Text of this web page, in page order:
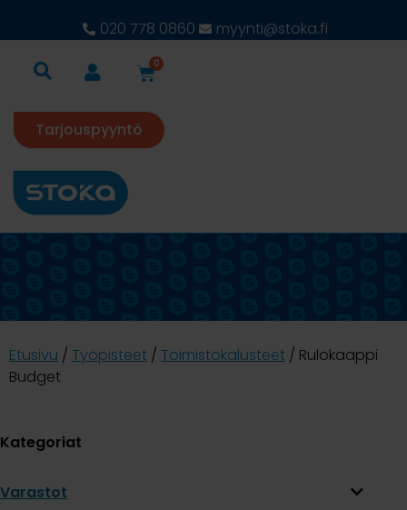
020 778 0860 myynti@stoka.fi
0
Tarjouspyyntö
Etusivu / Työpisteet / Toimistokalusteet / Rulokaappi
Budget
Kategoriat
Varastot